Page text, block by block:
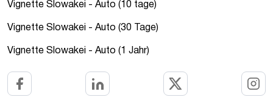
Vignette Slowakei - Auto (10 tage)
Vignette Slowakei - Auto (30 Tage)
Vignette Slowakei - Auto (1 Jahr)